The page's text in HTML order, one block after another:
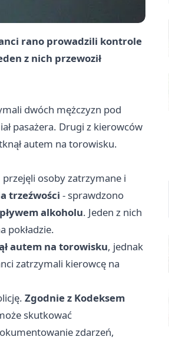
rano prowadzili kontrole
z nich przewoził
dwóch mężczyzn pod
pasażera. Drugi z kierowców
autem na torowisku.
osoby zatrzymane i
trzeźwości - sprawdzono
alkoholu. Jeden z nich
pokładzie.
autem na torowisku, jednak
zatrzymali kierowcę na
Zgodnie z Kodeksem
skutkować
zdarzeń,